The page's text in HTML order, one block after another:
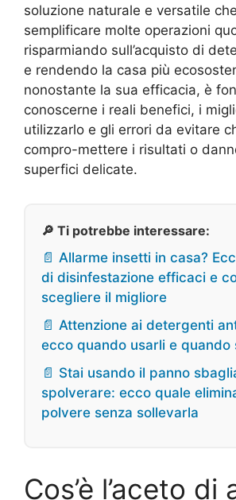
soluzione naturale e versatile
semplificare molte operazioni
risparmiando sull’acquisto di
e rendendo la casa più
nonostante la sua efficacia, è
conoscerne i reali benefici, i
utilizzarlo e gli errori da evitare
compro-mettere i risultati o
superfici delicate.
🔎 Ti potrebbe interessare:
📄 Allarme insetti in casa?
di disinfestazione efficaci e
scegliere il migliore
📄 Attenzione ai detergenti
ecco quando usarli e quando
📄 Stai usando il panno
spolverare: ecco quale
polvere senza sollevarla
Cos’è l’aceto di